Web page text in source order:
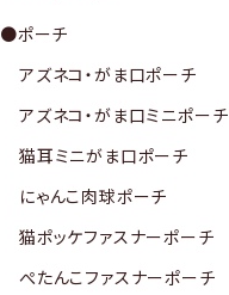
●ポーチ
アズネコ・がま口ポーチ
アズネコ・がま口ミニポーチ
猫耳ミニがま口ポーチ
にゃんこ肉球ポーチ
猫ポッケファスナーポーチ
ぺたんこファスナーポーチ